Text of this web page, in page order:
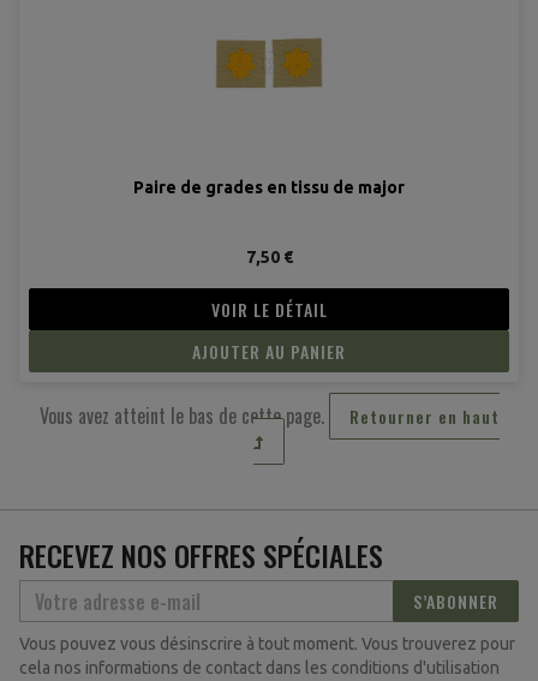
(2 avis)
Paire de grades en tissu de major
7,50 €
VOIR LE DÉTAIL
AJOUTER AU PANIER
Vous avez atteint le bas de cette page. Retourner en haut
RECEVEZ NOS OFFRES SPÉCIALES
S’ABONNER
Vous pouvez vous désinscrire à tout moment. Vous trouverez pour
cela nos informations de contact dans les conditions d'utilisation